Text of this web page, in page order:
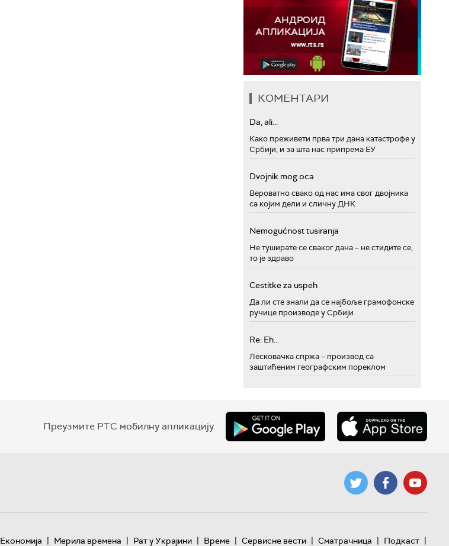
КОМЕНТАРИ
Da, ali...
Како преживети прва три дана катастрофе у
Србији, и за шта нас припрема ЕУ
Dvojnik mog oca
Вероватно свако од нас има свог двојника
са којим дели и сличну ДНК
Nemogućnost tusiranja
Не туширате се сваког дана – не стидите се,
то је здраво
Cestitke za uspeh
Да ли сте знали да се најбоље грамофонске
ручице производе у Србији
Re: Eh...
Лесковачка спржа – производ са
заштићеним географским пореклом
Преузмите РТС мобилну апликацију
Економија | Мерила времена | Рат у Украјини | Време | Сервисне вести | Сматрачница | Подкаст |